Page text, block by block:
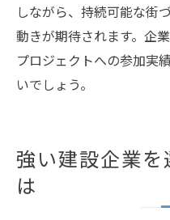
しながら、持続可能な街
動きが期待されます。企
プロジェクトへの参加実
いでしょう。
強い建設企業を
は